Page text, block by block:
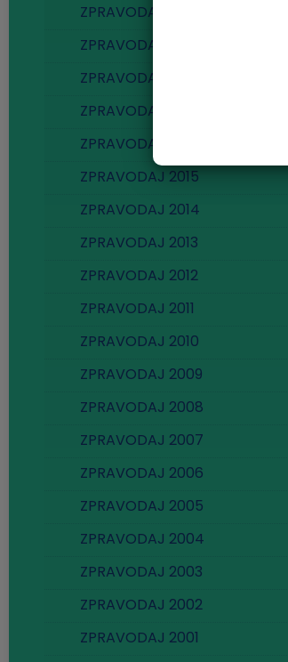
ZPRAVODAJ 2020
ZPRAVODAJ 2019
ZPRAVODAJ 2018
ZPRAVODAJ 2017
ZPRAVODAJ 2016
ZPRAVODAJ 2015
ZPRAVODAJ 2014
ZPRAVODAJ 2013
ZPRAVODAJ 2012
ZPRAVODAJ 2011
ZPRAVODAJ 2010
ZPRAVODAJ 2009
ZPRAVODAJ 2008
ZPRAVODAJ 2007
ZPRAVODAJ 2006
ZPRAVODAJ 2005
ZPRAVODAJ 2004
ZPRAVODAJ 2003
ZPRAVODAJ 2002
ZPRAVODAJ 2001